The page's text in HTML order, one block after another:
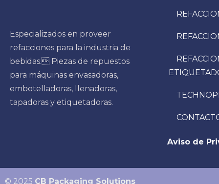
Especializados en proveer
refacciones para la industria de
bebidas. Piezas de repuestos
para máquinas envasadoras,
embotelladoras, llenadoras,
tapadoras y etiquetadoras.
Aviso de
© 2025 CB Packaging Solutions